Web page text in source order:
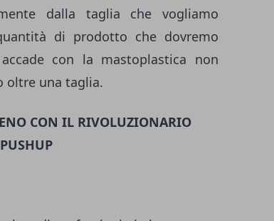
dalla taglia che vogliamo
di prodotto che dovremo
con la mastoplastica non
oltre una taglia.
CON IL RIVOLUZIONARIO